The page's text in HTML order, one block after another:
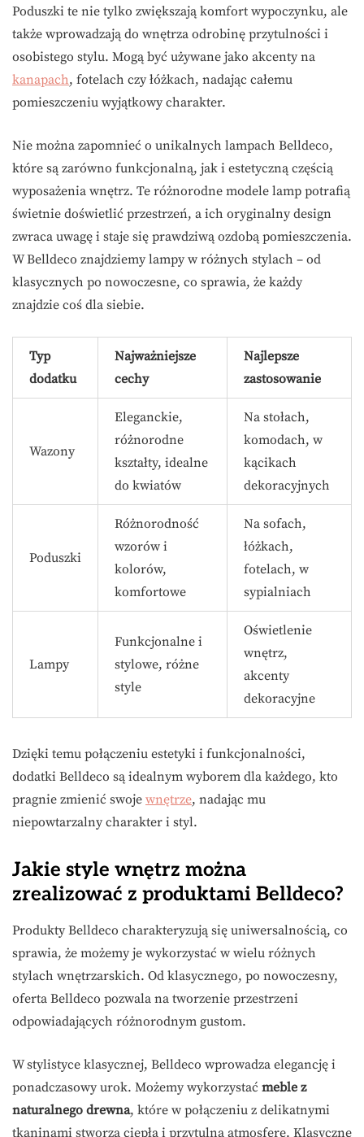
Poduszki te nie tylko zwiększają komfort wypoczynku, ale
także wprowadzają do wnętrza odrobinę przytulności i
osobistego stylu. Mogą być używane jako akcenty na
kanapach, fotelach czy łóżkach, nadając całemu
pomieszczeniu wyjątkowy charakter.
Nie można zapomnieć o unikalnych lampach Belldeco,
które są zarówno funkcjonalną, jak i estetyczną częścią
wyposażenia wnętrz. Te różnorodne modele lamp potrafią
świetnie doświetlić przestrzeń, a ich oryginalny design
zwraca uwagę i staje się prawdziwą ozdobą pomieszczenia.
W Belldeco znajdziemy lampy w różnych stylach – od
klasycznych po nowoczesne, co sprawia, że każdy
znajdzie coś dla siebie.
Typ
dodatku
Najważniejsze
cechy
Najlepsze
zastosowanie
Wazony
Eleganckie,
różnorodne
kształty, idealne
do kwiatów
Na stołach,
komodach, w
kącikach
dekoracyjnych
Poduszki
Różnorodność
wzorów i
kolorów,
komfortowe
Na sofach,
łóżkach,
fotelach, w
sypialniach
Lampy
Funkcjonalne i
stylowe, różne
style
Oświetlenie
wnętrz,
akcenty
dekoracyjne
Dzięki temu połączeniu estetyki i funkcjonalności,
dodatki Belldeco są idealnym wyborem dla każdego, kto
pragnie zmienić swoje wnętrze, nadając mu
niepowtarzalny charakter i styl.
Jakie style wnętrz można
zrealizować z produktami Belldeco?
Produkty Belldeco charakteryzują się uniwersalnością, co
sprawia, że możemy je wykorzystać w wielu różnych
stylach wnętrzarskich. Od klasycznego, po nowoczesny,
oferta Belldeco pozwala na tworzenie przestrzeni
odpowiadających różnorodnym gustom.
W stylistyce klasycznej, Belldeco wprowadza elegancję i
ponadczasowy urok. Możemy wykorzystać meble z
naturalnego drewna, które w połączeniu z delikatnymi
tkaninami stworzą ciepłą i przytulną atmosferę. Klasyczne